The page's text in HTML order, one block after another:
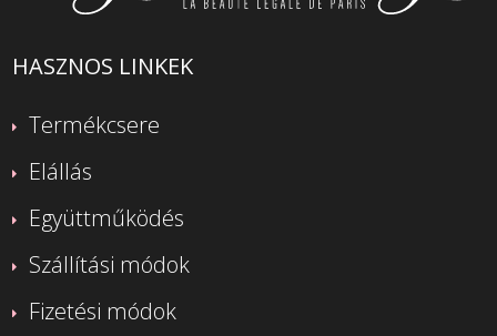
HASZNOS LINKEK
Termékcsere
Elállás
Együttműködés
Szállítási módok
Fizetési módok